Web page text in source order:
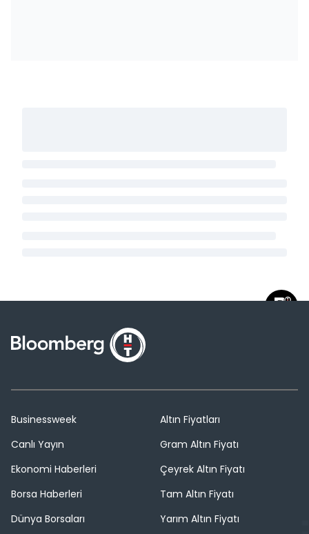
Businessweek
Canlı Yayın
Ekonomi Haberleri
Borsa Haberleri
Dünya Borsaları
Altın Fiyatları
Gram Altın Fiyatı
Çeyrek Altın Fiyatı
Tam Altın Fiyatı
Yarım Altın Fiyatı